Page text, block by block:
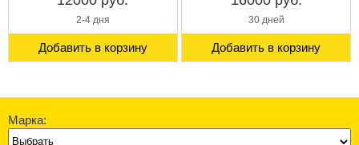
2-4 дня
Добавить в корзину
30 дней
Добавить в корзину
Марка: